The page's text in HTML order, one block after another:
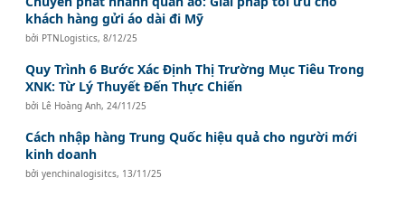
khách hàng gửi áo dài đi Mỹ
bởi PTNLogistics,8/12/25
Quy Trình 6 Bước Xác Định Thị Trường Mục Tiêu Trong
XNK: Từ Lý Thuyết Đến Thực Chiến
bởi Lê Hoàng Anh,24/11/25
Cách nhập hàng Trung Quốc hiệu quả cho người mới
kinh doanh
bởiyenchinalogisitcs, 13/11/25